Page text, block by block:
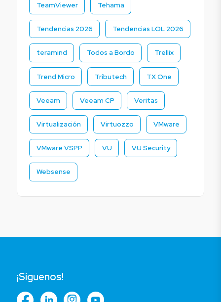
TeamViewer Tehama
Tendencias 2026 Tendencias LOL 2026
teramind Todos a Bordo Trellix
Trend Micro Tributech TX One
Veeam Veeam CP Veritas
Virtualización Virtuozzo VMware
VMware VSPP VU VU Security
Websense
¡Síguenos!